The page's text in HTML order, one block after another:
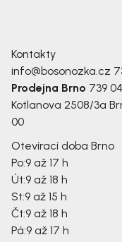
Kontakty
info@bosonozka.cz
Prodejna Brno 739
Kotlanova 2508/3a
00
Otevírací doba Brno
Po:9 až 17 h
Út:9 až 18 h
St:9 až 15 h
Čt:9 až 18 h
Pá:9 až 17 h